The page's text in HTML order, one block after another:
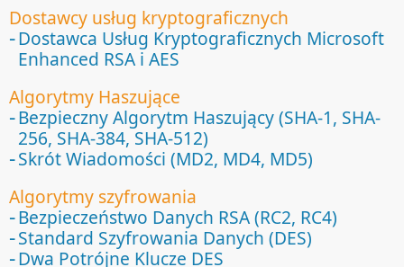
Dostawcy usług kryptograficznych
Dostawca Usług Kryptograficznych Microsoft
Enhanced RSA i AES
Algorytmy Haszujące
Bezpieczny Algorytm Haszujący (SHA-1, SHA-
256, SHA-384, SHA-512)
Skrót Wiadomości (MD2, MD4, MD5)
Algorytmy szyfrowania
Bezpieczeństwo Danych RSA (RC2, RC4)
Standard Szyfrowania Danych (DES)
Dwa Potrójne Klucze DES